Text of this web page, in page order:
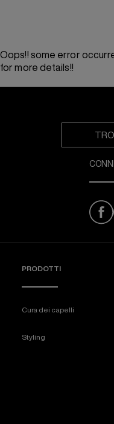
Oops!! some error
for more details!!
PRODOTTI
Cura dei capelli
Styling